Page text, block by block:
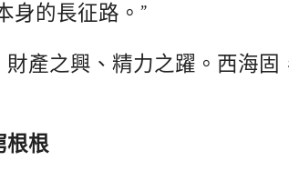
身的長征路。”
產之興、精力之躍。西海固
根根